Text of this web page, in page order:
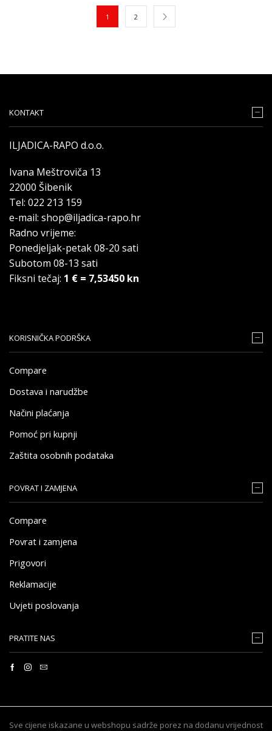
1 2
KONTAKT
ILJADICA-RAPO d.o.o.
Ivana Meštroviča 13
22000 Šibenik
Tel: 022 213 159
e-mail: shop@iljadica-rapo.hr
Radno vrijeme:
Ponedjeljak-petak 08-20 sati
Subotom 08-13 sati
Fiksni tečaj: 1 € = 7,53450 kn
KORISNIČKA PODRŠKA
Compare
Dostava i narudžbe
Načini plaćanja
Pomoć pri kupnji
Zaštita osobnih podataka
POVRAT I ZAMJENA
Compare
Povrat i zamjena
Prigovori
Reklamacije
Uvjeti poslovanja
PRATITE NAS
Sve cijene iskazane u webshopu sadrže porez na dodanu vrijednost